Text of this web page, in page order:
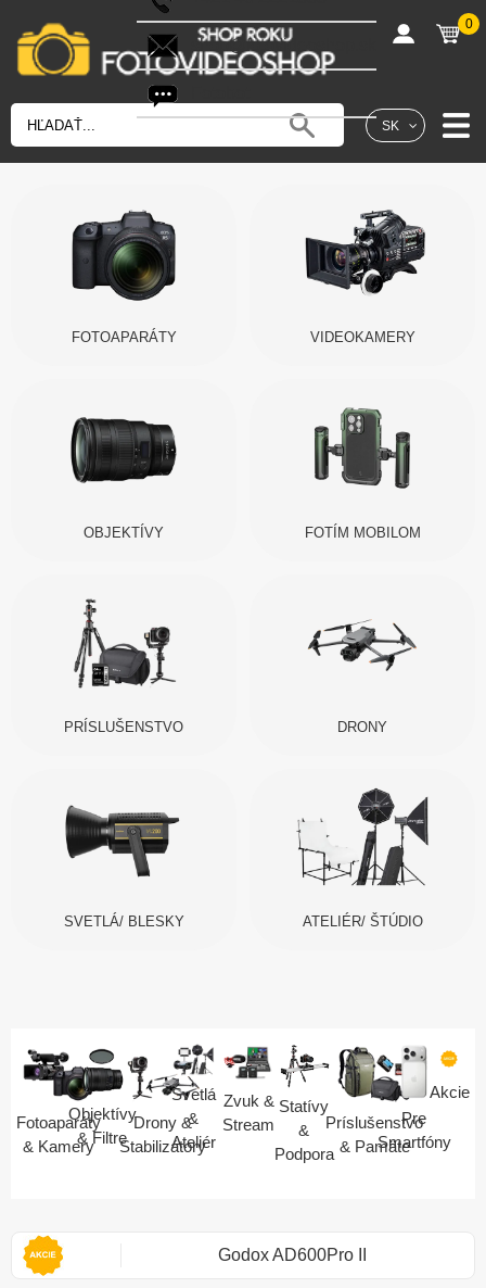
SK
shop@fotovideoshop.sk
0
FOTOAPARÁTY VIDEOKAMERY
OBJEKTÍVY FOTÍM MOBILOM
PRÍSLUŠENSTVO DRONY
SVETLÁ/ BLESKY ATELIÉR/ ŠTÚDIO
Fotoaparáty
& Kamery
Objektívy
& Filtre
Drony &
Stabilizátory
Svetlá
&
Ateliér
Zvuk &
Stream
Statívy
&
Podpora
Príslušenstvo
& Pamäte
Pre
Smartfóny
Akcie
2S Godox AD600Pro II